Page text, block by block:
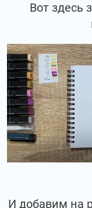
Вот здесь
И добавим на